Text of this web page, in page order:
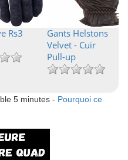
Rs3
Gants Helstons
Velvet - Cuir
Pull-up
5 minutes - Pourquoi ce